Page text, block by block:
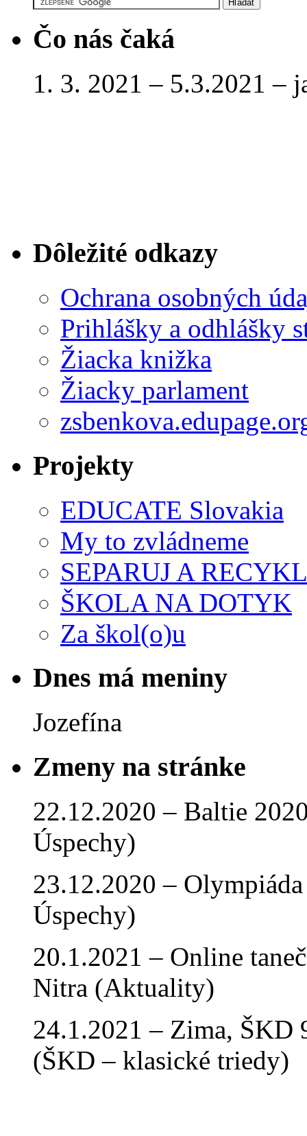
Čo nás čaká
1. 3. 2021 – 5.3.2021 –
Dôležité odkazy
Ochrana osobných
Prihlášky a odhlášky
Žiacka knižka
Žiacky parlament
Projekty
EDUCATE Slovakia
My to zvládneme
SEPARUJ A
ŠKOLA NA DOTYK
Za škol(o)u
Dnes má meniny
Jozefína
Zmeny na stránke
22.12.2020 – Baltie
Úspechy)
23.12.2020 –
Úspechy)
20.1.2021 – Online
Nitra (Aktuality)
24.1.2021 – Zima, ŠKD
(ŠKD – klasické triedy)